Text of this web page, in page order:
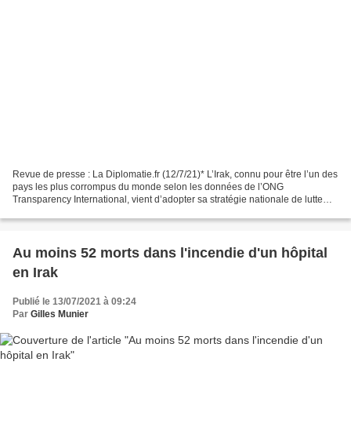
Revue de presse : La Diplomatie.fr (12/7/21)* L’Irak, connu pour être l’un des
pays les plus corrompus du monde selon les données de l’ONG
Transparency International, vient d’adopter sa stratégie nationale de lutte
Au moins 52 morts dans l'incendie d'un hôpital
en Irak
Publié le 13/07/2021 à 09:24
Par Gilles Munier